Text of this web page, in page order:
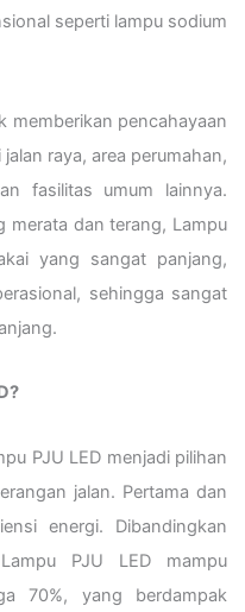
seperti lampu sodium
memberikan pencahayaan
raya, area perumahan,
fasilitas umum lainnya.
merata dan terang, Lampu
yang sangat panjang,
sehingga sangat
PJU LED menjadi pilihan
jalan. Pertama dan
energi. Dibandingkan
PJU LED mampu
70%, yang berdampak